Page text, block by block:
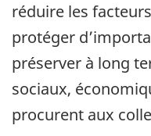
réduire les
protéger
préserver à long
sociaux,
procurent aux